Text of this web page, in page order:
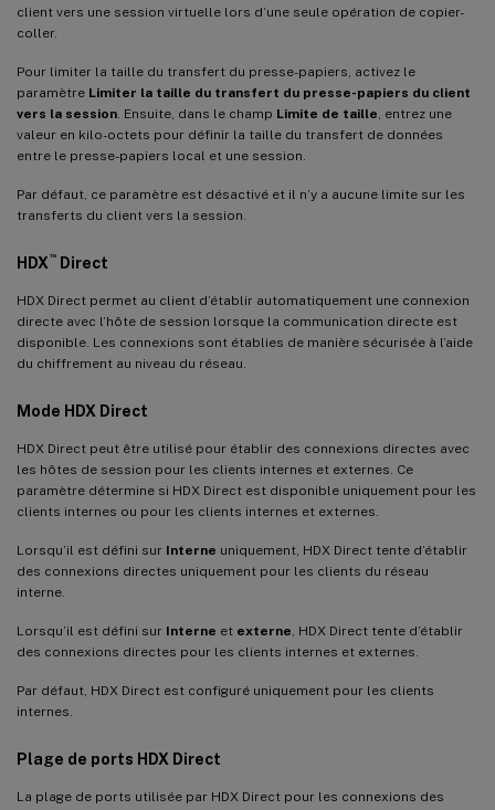
client vers une session virtuelle lors d’une seule opération de copier-
coller.
Pour limiter la taille du transfert du presse-papiers, activez le
paramètre Limiter la taille du transfert du presse-papiers du client
vers la session . Ensuite, dans le champ Limite de taille , entrez une
valeur en kilo-octets pour définir la taille du transfert de données
entre le presse-papiers local et une session.
Par défaut, ce paramètre est désactivé et il n’y a aucune limite sur les
transferts du client vers la session.
HDX ™ Direct
HDX Direct permet au client d’établir automatiquement une connexion
directe avec l’hôte de session lorsque la communication directe est
disponible. Les connexions sont établies de manière sécurisée à l’aide
du chiffrement au niveau du réseau.
Mode HDX Direct
HDX Direct peut être utilisé pour établir des connexions directes avec
les hôtes de session pour les clients internes et externes. Ce
paramètre détermine si HDX Direct est disponible uniquement pour les
clients internes ou pour les clients internes et externes.
Lorsqu’il est défini sur Interne uniquement, HDX Direct tente d’établir
des connexions directes uniquement pour les clients du réseau
interne.
Lorsqu’il est défini sur Interne et externe , HDX Direct tente d’établir
des connexions directes pour les clients internes et externes.
Par défaut, HDX Direct est configuré uniquement pour les clients
internes.
Plage de ports HDX Direct
La plage de ports utilisée par HDX Direct pour les connexions des